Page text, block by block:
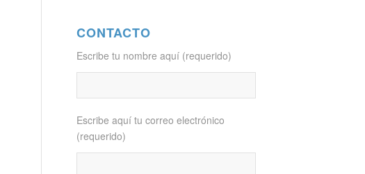
CONTACTO
Escribe tu nombre aquí (requerido)
Escribe aquí tu correo electrónico
(requerido)